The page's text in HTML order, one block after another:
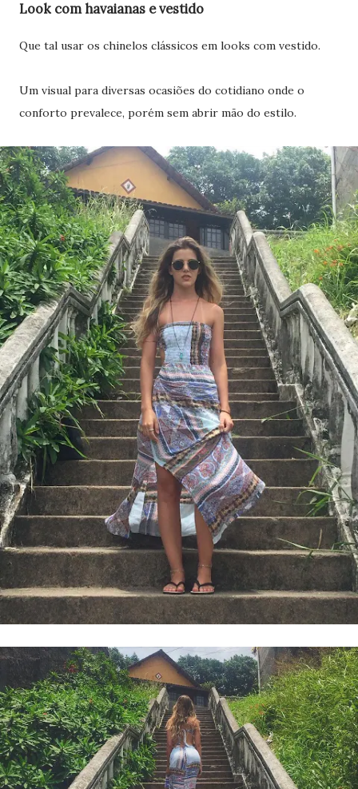
Look com havaianas e vestido
Que tal usar os chinelos clássicos em looks com vestido.
Um visual para diversas ocasiões do cotidiano onde o
conforto prevalece, porém sem abrir mão do estilo.